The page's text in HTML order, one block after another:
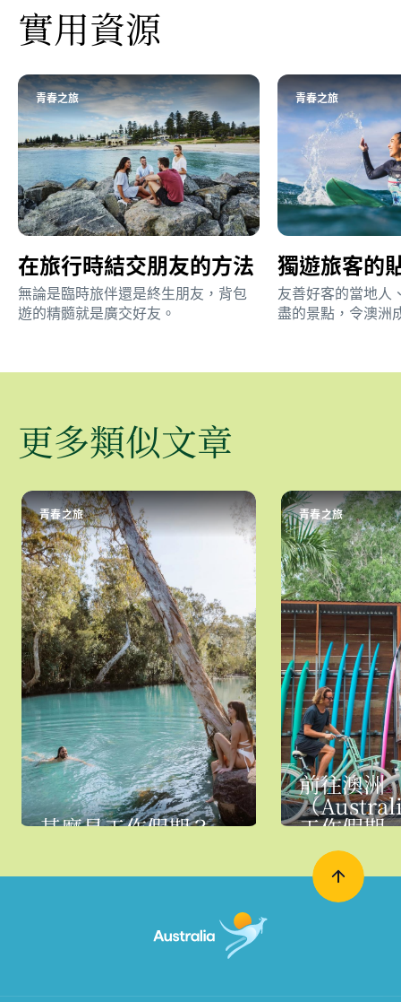
實用資源
青春之旅
在旅行時結交朋友的方法
無論是臨時旅伴還是終生朋友，背包
遊的精髓就是廣交好友。
青春之旅
獨遊旅客的
友善好客的當地人
盡的景點，令澳洲
更多類似文章
青春之旅
甚麼是工作假期？
青春之旅
前往澳洲
（
工作假期